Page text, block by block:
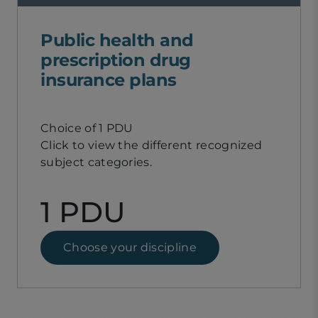
Public health and
prescription drug
insurance plans
Choice of 1 PDU
Click to view the different recognized
subject categories.
1 PDU
Choose your discipline